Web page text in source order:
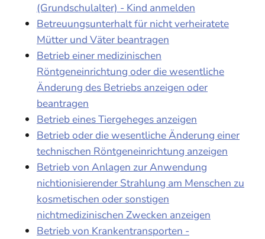
(Grundschulalter) - Kind anmelden
Betreuungsunterhalt für nicht verheiratete
Mütter und Väter beantragen
Betrieb einer medizinischen
Röntgeneinrichtung oder die wesentliche
Änderung des Betriebs anzeigen oder
beantragen
Betrieb eines Tiergeheges anzeigen
Betrieb oder die wesentliche Änderung einer
technischen Röntgeneinrichtung anzeigen
Betrieb von Anlagen zur Anwendung
nichtionisierender Strahlung am Menschen zu
kosmetischen oder sonstigen
nichtmedizinischen Zwecken anzeigen
Betrieb von Krankentransporten -